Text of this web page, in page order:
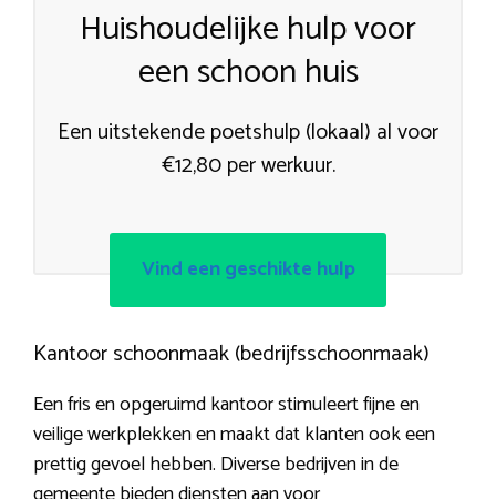
Huishoudelijke hulp voor
een schoon huis
Een uitstekende poetshulp (lokaal) al voor
€12,80 per werkuur.
Vind een geschikte hulp
Kantoor schoonmaak (bedrijfsschoonmaak)
Een fris en opgeruimd kantoor stimuleert fijne en
veilige werkplekken en maakt dat klanten ook een
prettig gevoel hebben. Diverse bedrijven in de